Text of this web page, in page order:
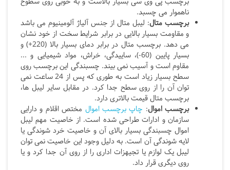
ناهموار می چسبد.
برچسب متال: لیبل متال از جنس آلیاژ آلومینیوم می باشد
و مقاومت بسیار بالایی در برابر شرایط سخت از خود نشان
می دهد. برچسب متال در برابر دمای بسیار بالا (220+) و
بسیار پایین (60-)، ساییدگی، خراش، مواد شیمیایی و ...
مقاوم است و آسیب نمی بیند. چسبندگی این برچسب روی
سطح بسیار زیاد است به طوری که پس از 24 ساعت نمی
توان آن را از روی سطح جدا کرد. در مقابل سایر لیبل ها،
برچسب متال قیمت بالاتری دارد.
برچسب اموال: چاپ برچسب اموال مختص اقلام و دارایی
سازمان و ادارات طراحی شده است. از خاصیت مهم لیبل
اموال چسبندگی بسیار بالای آن و خاصیت خرد شوندگی یا
لایه شوندگی آن است. به دلیل وجود این خاصیت نمی توان
لیبل یک لوازم یا تجیهزات اداری را از روی آن جدا کرد و یا
روی دیگری قرار داد.